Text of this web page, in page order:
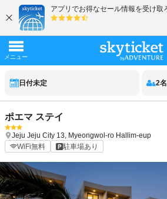
日付未定 2名
ポエマ ステイ
Jeju Jeju City 13, Myeongwol-ro Hallim-eup
WiFi無料
駐車場あり